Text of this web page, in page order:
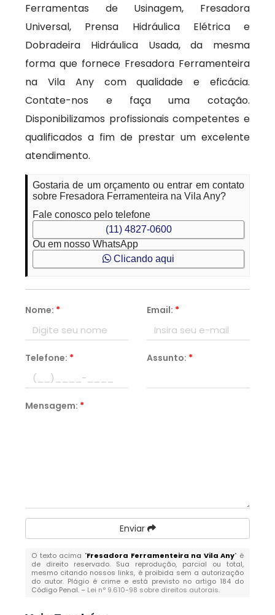
Ferramentas de Usinagem, Fresadora
Universal, Prensa Hidráulica Elétrica e
Dobradeira Hidráulica Usada, da mesma
forma que fornece Fresadora Ferramenteira
na Vila Any com qualidade e eficácia.
Contate-nos e faça uma cotação.
Disponibilizamos profissionais competentes e
qualificados a fim de prestar um excelente
atendimento.
Gostaria de um orçamento ou entrar em contato
sobre Fresadora Ferramenteira na Vila Any?
Fale conosco pelo telefone
(11) 4827-0600
Ou em nosso WhatsApp
Clicando aqui
Nome: * Email: *
Telefone: * Assunto: *
Mensagem: *
Enviar
O texto acima "Fresadora Ferramenteira na Vila Any" é
de direito reservado. Sua reprodução, parcial ou total,
mesmo citando nossos links, é proibida sem a autorização
do autor. Plágio é crime e está previsto no artigo 184 do
Código Penal. – Lei n° 9.610-98 sobre direitos autorais.